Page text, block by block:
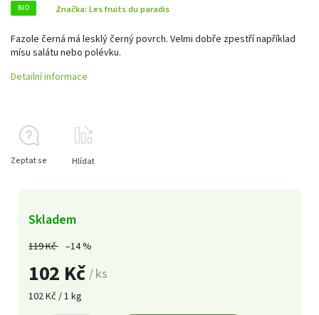
BIO Značka: Les fruits du paradis
119 Kč –14 %
102 Kč / ks
102 Kč / 1 kg
Skladem
Fazole černá má lesklý černý povrch. Velmi dobře zpestří například
mísu salátu nebo polévku.
Detailní informace
Zeptat se Hlídat